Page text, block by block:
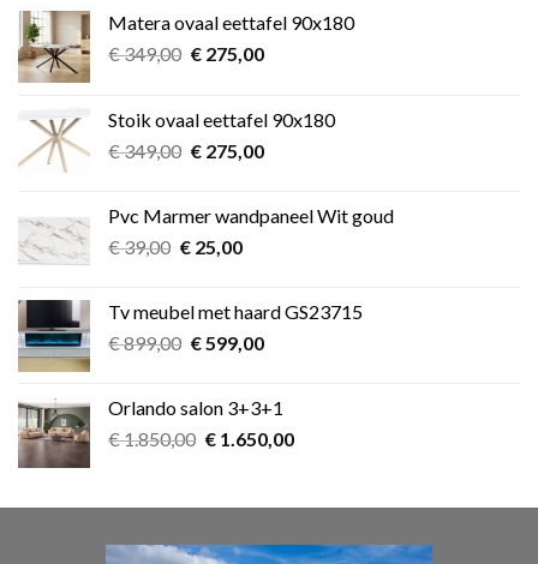
Matera ovaal eettafel 90x180
€349,00 Oorspronkelijke
€ 349,00.
€275,00Huidige
€ 275,00.
Stoik ovaal eettafel 90x180
€349,00 Oorspronkelijke
€ 349,00.
€275,00Huidige
€ 275,00.
Pvc Marmer wandpaneel Wit goud
€39,00 Oorspronkelijke
€ 39,00.
€25,00Huidige
€ 25,00.
Tv meubel met haard GS23715
€899,00 Oorspronkelijke
€ 899,00.
€599,00Huidige
€ 599,00.
Orlando salon 3+3+1
€1.850,00 Oorspronkelijke
€ 1.850,00.
€1.650,00Huidige
€ 1.650,00.